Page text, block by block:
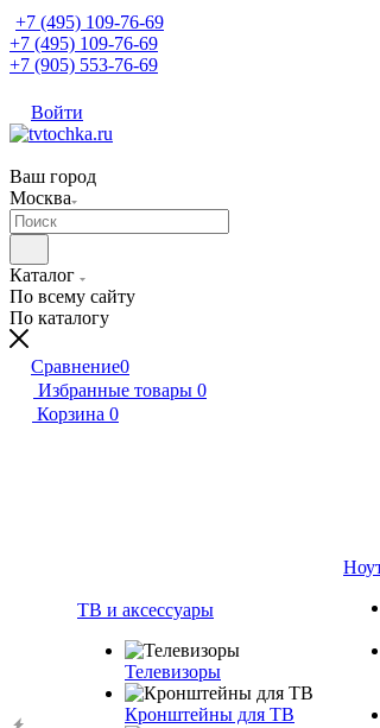
+7 (495) 109-76-69
+7 (495) 109-76-69
+7 (905) 553-76-69
Войти
Ваш город
Москва
Каталог
По всему сайту
По каталогу
Сравнение0
Избранные товары 0
Корзина 0
ТВ и аксессуары
Телевизоры
Кронштейны для ТВ